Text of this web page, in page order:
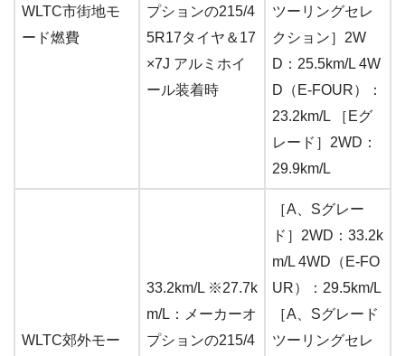
WLTC市街地モ
ード燃費
プションの215/4
5R17タイヤ＆17
×7J アルミホイ
ール装着時
ツーリングセレ
クション］2W
D：25.5km/L 4W
D（E-FOUR）：
23.2km/L ［Eグ
レード］2WD：
29.9km/L
WLTC郊外モー
33.2km/L ※27.7k
m/L：メーカーオ
プションの215/4
［A、Sグレー
ド］2WD：33.2k
m/L 4WD（E-FO
UR）：29.5km/L
［A、Sグレード
ツーリングセレ